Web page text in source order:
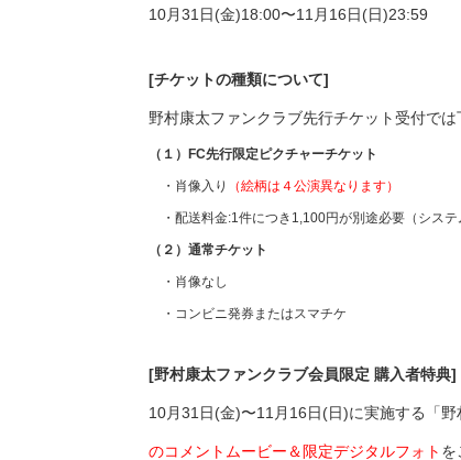
10月31日(金)18:00〜11月16日(日)23:59
[チケットの種類について]
野村康太ファンクラブ先行チケット受付で
（１）FC先行限定ピクチャーチケット
・肖像入り （絵柄は４公演異なります）
・配送料金:1件につき1,100円が別途必要（システ
（２）通常チケット
・肖像なし
・コンビニ発券またはスマチケ
[野村康太ファンクラブ会員限定 購入者特典]
10月31日(金)〜11月16日(日)に実施する「
のコメントムービー＆限定デジタルフォト を